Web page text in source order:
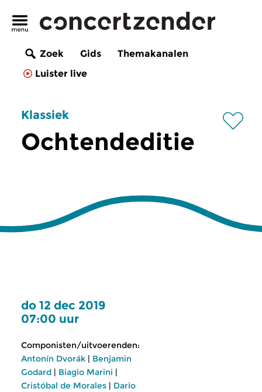
Zoek Gids
Themakanalen
Luister live
Klassiek
Ochtendeditie
do 12 dec 2019
07:00 uur
Componisten/uitvoerenden:
Antonín Dvorák | Benjamin
Godard | Biagio Marini |
Cristóbal de Morales | Dario